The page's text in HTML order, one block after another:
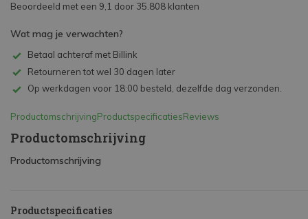
Beoordeeld met een 9,1 door 35.808 klanten
Wat mag je verwachten?
Betaal achteraf met Billink
Retourneren tot wel 30 dagen later
Op werkdagen voor 18:00 besteld, dezelfde dag verzonden.
ProductomschrijvingProductspecificatiesReviews
Productomschrijving
Productomschrijving
Productspecificaties